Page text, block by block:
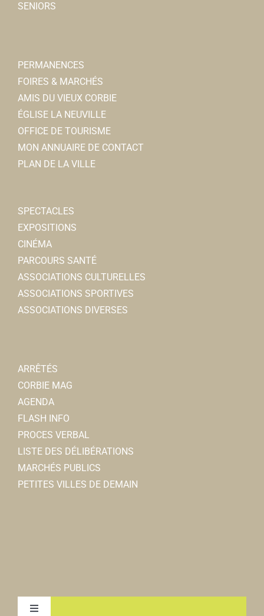
SENIORS
PERMANENCES
FOIRES & MARCHÉS
AMIS DU VIEUX CORBIE
ÉGLISE LA NEUVILLE
OFFICE DE TOURISME
MON ANNUAIRE DE CONTACT
PLAN DE LA VILLE
SPECTACLES
EXPOSITIONS
CINÉMA
PARCOURS SANTÉ
ASSOCIATIONS CULTURELLES
ASSOCIATIONS SPORTIVES
ASSOCIATIONS DIVERSES
ARRÊTÉS
CORBIE MAG
AGENDA
FLASH INFO
PROCES VERBAL
LISTE DES DÉLIBÉRATIONS
MARCHÉS PUBLICS
PETITES VILLES DE DEMAIN
Toggle